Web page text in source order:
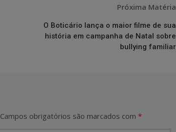
Próxima Matéria
O Boticário lança o maior filme de sua
história em campanha de Natal sobre
bullying familiar
Campos obrigatórios são marcados com *